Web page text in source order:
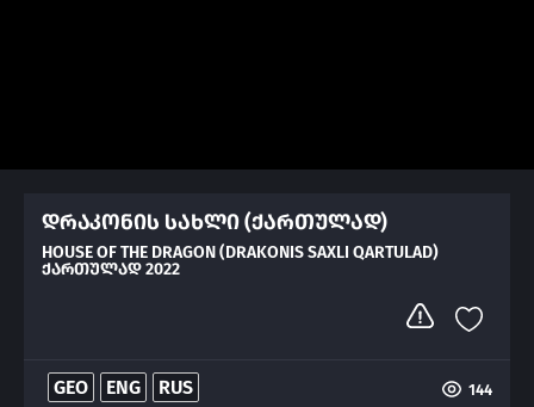
დრაკონის სახლი (ქართულად)
HOUSE OF THE DRAGON (DRAKONIS SAXLI QARTULAD)
ᲥᲐᲠᲗᲣᲚᲐᲓ 2022
GEO ENG RUS 144